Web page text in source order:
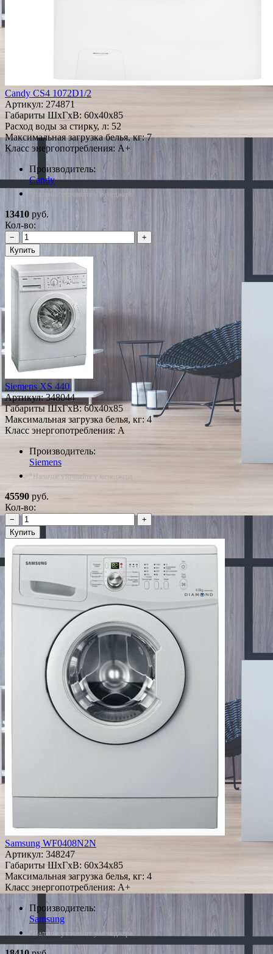
Candy CS4 1072D1/2
Артикул: 274871
Габариты ШxГxВ: 60x40x85
Расход воды за стирку, л: 52
Максимальная загрузка белья, кг: 7
Класс энергопотребления: A+
Производитель:
Candy
*Наличие уточняйте у менеджера
13410 руб.
Кол-во:
−
+
Купить
Siemens XS 440
Артикул:348044
Габариты ШxГxВ: 60x40x85
Максимальная загрузка белья, кг: 4
Класс энергопотребления: A
Производитель:
Siemens
*Наличие уточняйте у менеджера
45590 руб.
Кол-во:
−
+
Купить
Samsung WF0408N2N
Артикул: 348247
Габариты ШxГxВ: 60x34x85
Максимальная загрузка белья, кг: 4
Класс энергопотребления: A+
Производитель:
Samsung
*Наличие уточняйте у менеджера